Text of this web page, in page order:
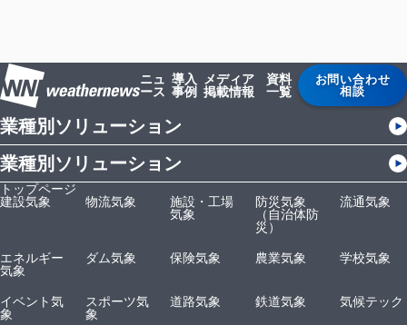
ニュ
ース
導入
事例
メディア
掲載情報
資料
一覧
お問い合わせ
相談
業種別ソリューション
業種別ソリューション
トップページ
建設気象
物流気象
施設・工場
気象
防災気象
（自治体防
災）
流通気象
エネルギー
気象
ダム気象 保険気象 農業気象 学校気象
イベント気
象
スポーツ気
象
道路気象 鉄道気象 気候テック